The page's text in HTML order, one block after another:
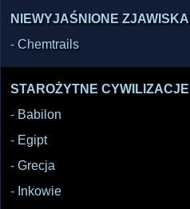
NIEWYJAŚNIONE ZJAWISKA
-Chemtrails
STAROŻYTNE CYWILIZACJE
- Babilon
- Egipt
- Grecja
- Inkowie